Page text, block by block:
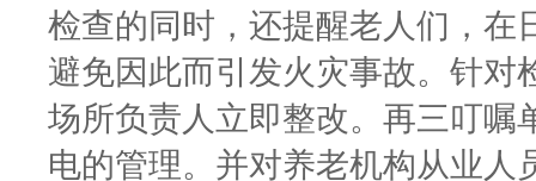
检查的同时，还提醒老人们，在
避免因此而引发火灾事故。针对
场所负责人立即整改。再三叮嘱
电的管理。并对养老机构从业人